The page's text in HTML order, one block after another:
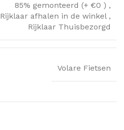
85% gemonteerd (+ €0 ) ,
Rijklaar afhalen in de winkel ,
Rijklaar Thuisbezorgd
Volare Fietsen